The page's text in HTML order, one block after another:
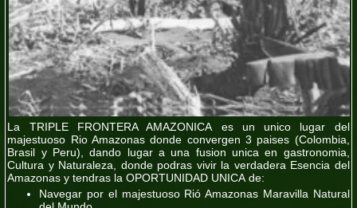
La TRIPLE FRONTERA AMAZONICAes un unico lugar del
majestuoso Rio Amazonas donde convergen 3 paises (Colombia,
Brasil y Peru), dando lugar a una fusion unica en gastronomia,
Cultura y Naturaleza, donde podras vivir la verdadera Esencia del
Amazonasy tendras la OPORTUNIDAD UNICA de:
Navegar por el majestuoso Rió Amazonas Maravilla Natural